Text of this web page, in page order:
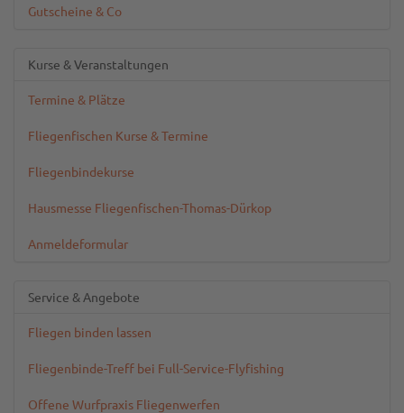
Gutscheine & Co
Kurse & Veranstaltungen
Termine & Plätze
Fliegenfischen Kurse & Termine
Fliegenbindekurse
Hausmesse Fliegenfischen-Thomas-Dürkop
Anmeldeformular
Service & Angebote
Fliegen binden lassen
Fliegenbinde-Treff bei Full-Service-Flyfishing
Offene Wurfpraxis Fliegenwerfen